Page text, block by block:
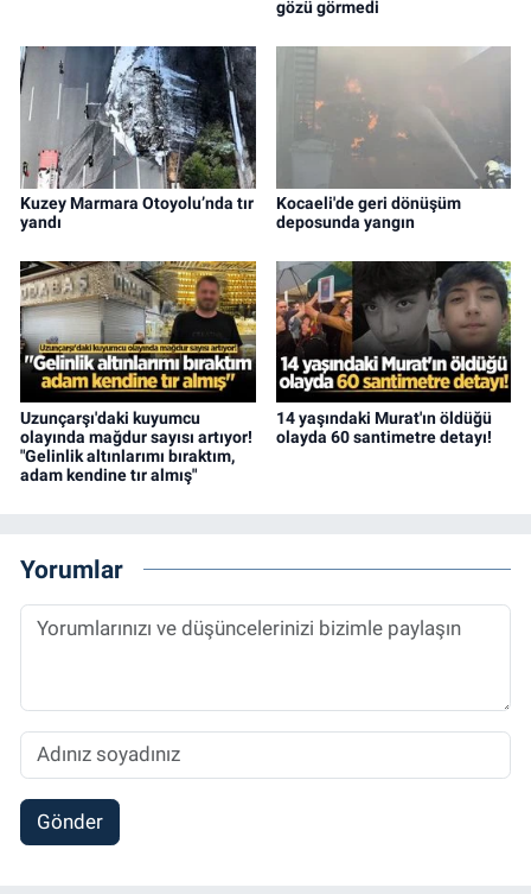
gözü görmedi
Kuzey Marmara Otoyolu’nda tır
yandı
Kocaeli'de geri dönüşüm
deposunda yangın
Uzunçarşı'daki kuyumcu
olayında mağdur sayısı artıyor!
"Gelinlik altınlarımı bıraktım,
adam kendine tır almış"
14 yaşındaki Murat'ın öldüğü
olayda 60 santimetre detayı!
Yorumlar
Gönder